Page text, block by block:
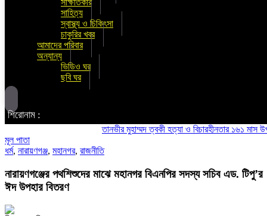
সাক্ষাতকার
সাহিত্য
স্বাস্থ্য ও চিকিৎসা
চাকুরির খবর
আমাদের পরিবার
অন্যান্য
ভিডিও ঘর
ছবি ঘর
শিরোনাম :
তানভীর মুহাম্মদ ত্বকী হত্যা ও বিচারহীনতার ১৬১ মাস
মূল পাতা
ধর্ম, নারায়ণগঞ্জ, মহানগর, রাজনীতি
নারায়ণগঞ্জের পথশিশুদের মাঝে মহানগর বিএনপির সদস্য সচিব এড. টিপু’র
ঈদ উপহার বিতরণ